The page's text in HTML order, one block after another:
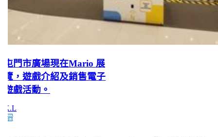
門市廣場現在Mario 展
，遊戲介紹及銷售電子
戲活動。